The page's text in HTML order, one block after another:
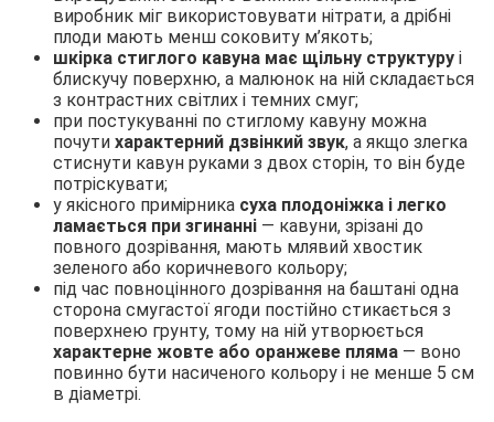
виробник міг використовувати нітрати, а дрібні
плоди мають менш соковиту м’якоть;
шкірка стиглого кавуна має щільну структуру і
блискучу поверхню, а малюнок на ній складається
з контрастних світлих і темних смуг;
при постукуванні по стиглому кавуну можна
почути характерний дзвінкий звук, а якщо злегка
стиснути кавун руками з двох сторін, то він буде
потріскувати;
у якісного примірника суха плодоніжка і легко
ламається при згинанні — кавуни, зрізані до
повного дозрівання, мають млявий хвостик
зеленого або коричневого кольору;
під час повноцінного дозрівання на баштані одна
сторона смугастої ягоди постійно стикається з
поверхнею грунту, тому на ній утворюється
характерне жовте або оранжеве пляма — воно
повинно бути насиченого кольору і не менше 5 см
в діаметрі.